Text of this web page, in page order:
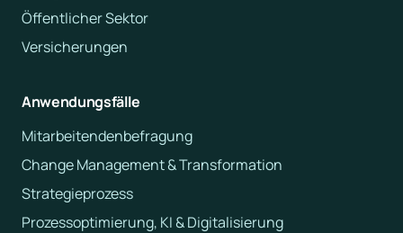
Öffentlicher Sektor
Versicherungen
Anwendungsfälle
Mitarbeitendenbefragung
Change Management & Transformation
Strategieprozess
Prozessoptimierung, KI & Digitalisierung